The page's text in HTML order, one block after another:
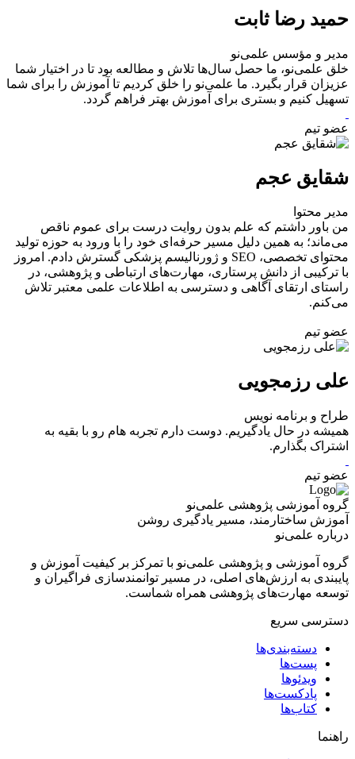
حمید رضا ثابت
مدیر و مؤسس علمی‌نو
خلق علمی‌نو، ما حصل سال‌ها تلاش و مطالعه بود تا در اختیار شما
عزیزان قرار بگیرد. ما علمی‌نو را خلق کردیم تا آموزش را برای شما
تسهیل کنیم و بستری برای آموزش بهتر فراهم گردد.
عضو تیم
شقایق عجم
مدیر محتوا
من باور داشتم که علم بدون روایت درست برای عموم ناقص
می‌ماند؛ به همین دلیل مسیر حرفه‌ای خود را با ورود به حوزه تولید
محتوای تخصصی، SEO و ژورنالیسم پزشکی گسترش دادم. امروز
با ترکیبی از دانش پرستاری، مهارت‌های ارتباطی و پژوهشی، در
راستای ارتقای آگاهی و دسترسی به اطلاعات علمی معتبر تلاش
می‌کنم.
عضو تیم
علی رزمجویی
طراح و برنامه نویس
همیشه در حال یادگیریم. دوست دارم تجربه هام رو با بقیه به
اشتراک بگذارم.
عضو تیم
گروه آموزشی پژوهشی علمی‌نو
آموزش ساختارمند، مسیر یادگیری روشن
درباره علمی‌نو
گروه آموزشی و پژوهشی علمی‌نو با تمرکز بر کیفیت آموزش و
پایبندی به ارزش‌های اصلی، در مسیر توانمندسازی فراگیران و
توسعه مهارت‌های پژوهشی همراه شماست.
دسترسی سریع
دسته‌بندی‌ها
پست‌ها
ویدئوها
پادکست‌ها
کتاب‌ها
راهنما